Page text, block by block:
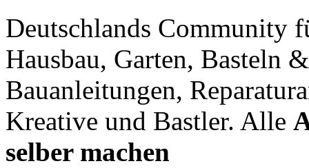
Deutschlands Community
Hausbau, Garten, Basteln
Bauanleitungen,
Kreative und Bastler. Alle
selber machen